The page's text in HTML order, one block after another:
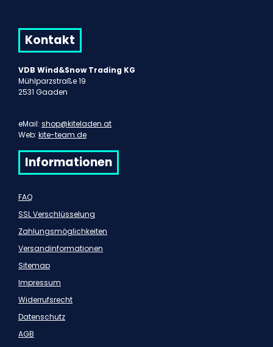
Kontakt
VDB Wind&Snow Trading KG
Mühlparzstraße 19
2531 Gaaden
eMail: shop@kiteladen.at
Web: kite-team.de
Informationen
FAQ
SSL Verschlüsselung
Zahlungsmöglichkeiten
Versandinformationen
Sitemap
Impressum
Widerrufsrecht
Datenschutz
AGB